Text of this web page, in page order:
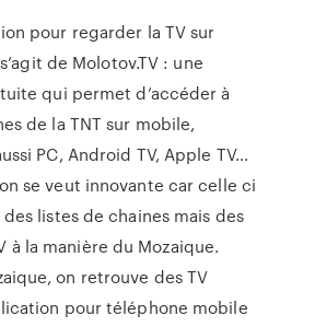
pour regarder la TV sur
de Molotov.TV : une
qui permet d’accéder à
de la TNT sur mobile,
PC, Android TV, Apple TV…
se veut innovante car celle ci
listes de chaines mais des
à la manière du Mozaique.
on retrouve des TV
pour téléphone mobile